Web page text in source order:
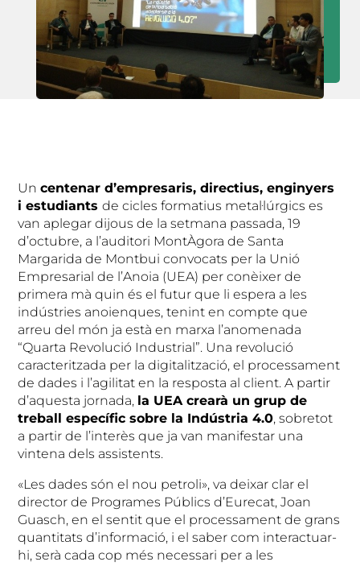
Uncentenar d’empresaris, directius, enginyers
i estudiantsde cicles formatius metal·lúrgics es
van aplegar dijous de la setmana passada, 19
d’octubre, a l’auditori MontÀgora de Santa
Margarida de Montbui convocats per la Unió
Empresarial de l’Anoia (UEA) per conèixer de
primera mà quin és el futur que li espera a les
indústries anoienques, tenint en compte que
arreu del món ja està en marxa l’anomenada
“Quarta Revolució Industrial”. Una revolució
caracteritzada per la digitalització, el processament
de dades i l’agilitat en la resposta al client. A partir
d’aquesta jornada, la UEA crearà un grup de
treball específic sobre la Indústria 4.0, sobretot
a partir de l’interès que ja van manifestar una
vintena dels assistents.
«Les dades són el nou petroli», va deixar clar el
director de Programes Públics d’Eurecat, Joan
Guasch, en el sentit que el processament de grans
quantitats d’informació, i el saber com interactuar-
hi, serà cada cop més necessari per a les